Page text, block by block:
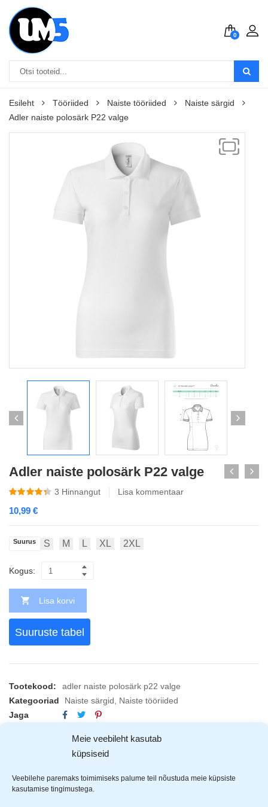
Meie veebileht kasutab
küpsiseid
Veebilehe paremaks toimimiseks palume teil nõustuda meie küpsiste
kasutamise tingimustega.
0
Esileht Tööriided Naiste tööriided
Naiste särgid
Adler naiste polosärk P22 valge
Adler naiste polosärk P22 valge
3 Hinnangut Lisa kommentaar
10,99 €
Suurus S M L XL 2XL
Kogus:
Lisa korvi
Suuruste tabel
Tootekood:
adler naiste polosärk p22 valge
Kategooriad
Naiste särgid
Naiste tööriided
Jaga
ARVUSTUSED (3)
Adlerpolosärk on nägus ja mugav.